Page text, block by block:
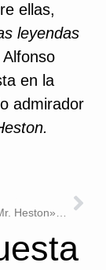
ellas,
leyendas
en la
admirador